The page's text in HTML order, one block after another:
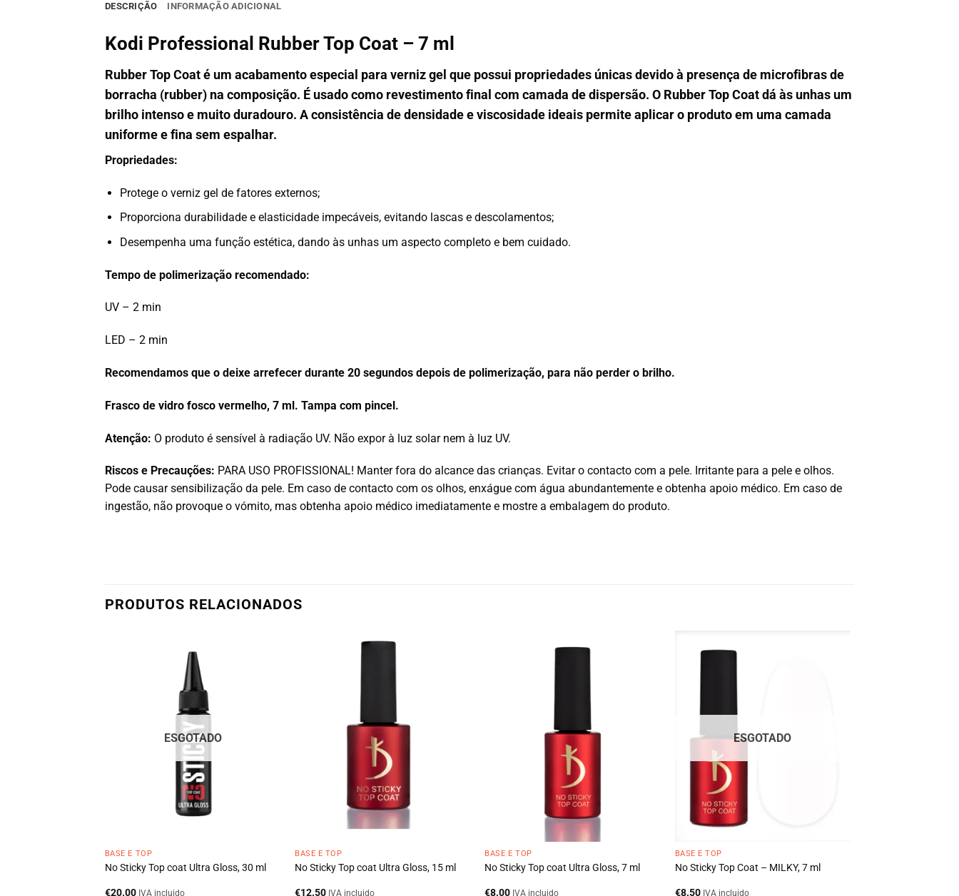
DESCRIÇÃO INFORMAÇÃO ADICIONAL
Kodi Professional Rubber Top Coat – 7 ml
Rubber Top Coat é um acabamento especial para verniz gel que possui propriedades únicas devido à presença de microfibras de
borracha (rubber) na composição. É usado como revestimento final com camada de dispersão. O Rubber Top Coat dá às unhas um
brilho intenso e muito duradouro. A consistência de densidade e viscosidade ideais permite aplicar o produto em uma camada
uniforme e fina sem espalhar.
Propriedades:
Protege o verniz gel de fatores externos;
Proporciona durabilidade e elasticidade impecáveis, evitando lascas e descolamentos;
Desempenha uma função estética, dando às unhas um aspecto completo e bem cuidado.
Tempo de polimerização recomendado:
UV – 2 min
LED – 2 min
Recomendamos que o deixe arrefecer durante 20 segundos depois de polimerização, para não perder o brilho.
Frasco de vidro fosco vermelho, 7 ml. Tampa com pincel.
Atenção: O produto é sensível à radiação UV. Não expor à luz solar nem à luz UV.
Riscos e Precauções: PARA USO PROFISSIONAL! Manter fora do alcance das crianças. Evitar o contacto com a pele. Irritante para a pele e olhos.
Pode causar sensibilização da pele. Em caso de contacto com os olhos, enxágue com água abundantemente e obtenha apoio médico. Em caso de
ingestão, não provoque o vómito, mas obtenha apoio médico imediatamente e mostre a embalagem do produto.
PRODUTOS RELACIONADOS
ESGOTADO
BASE E TOP
No Sticky Top coat Ultra Gloss, 30 ml
€20.00 IVA incluido
BASE E TOP
No Sticky Top coat Ultra Gloss, 15 ml
€12.50 IVA incluido
BASE E TOP
No Sticky Top coat Ultra Gloss, 7 ml
€8.00 IVA incluido
ESGOTADO
BASE E TOP
No Sticky Top Coat – MILKY, 7 ml
€8.50 IVA incluido